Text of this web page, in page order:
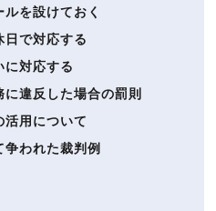
を設けておく
日で対応する
に対応する
違反した場合の罰則
活用について
われた裁判例